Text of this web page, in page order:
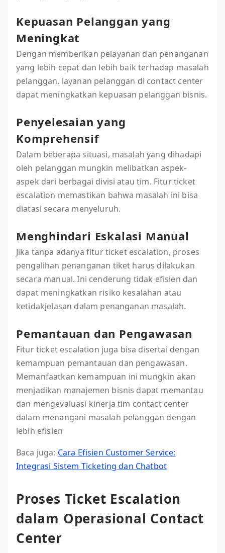
Kepuasan Pelanggan yang
Meningkat
Dengan memberikan pelayanan dan penanganan
yang lebih cepat dan lebih baik terhadap masalah
pelanggan, layanan pelanggan di contact center
dapat meningkatkan kepuasan pelanggan bisnis.
Penyelesaian yang
Komprehensif
Dalam beberapa situasi, masalah yang dihadapi
oleh pelanggan mungkin melibatkan aspek-
aspek dari berbagai divisi atau tim. Fitur ticket
escalation memastikan bahwa masalah ini bisa
diatasi secara menyeluruh.
Menghindari Eskalasi Manual
Jika tanpa adanya fitur ticket escalation, proses
pengalihan penanganan tiket harus dilakukan
secara manual. Ini cenderung tidak efisien dan
dapat meningkatkan risiko kesalahan atau
ketidakjelasan dalam penanganan masalah.
Pemantauan dan Pengawasan
Fitur ticket escalation juga bisa disertai dengan
kemampuan pemantauan dan pengawasan.
Memanfaatkan kemampuan ini mungkin akan
menjadikan manajemen bisnis dapat memantau
dan mengevaluasi kinerja tim contact center
dalam menangani masalah pelanggan dengan
lebih efisien
Baca juga: Cara Efisien Customer Service:
Integrasi Sistem Ticketing dan Chatbot
Proses Ticket Escalation
dalam Operasional Contact
Center